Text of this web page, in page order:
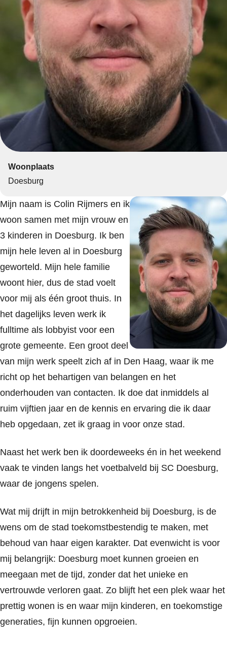
Woonplaats
Doesburg
Mijn naam is Colin Rijmers en ik
woon samen met mijn vrouw en
3 kinderen in Doesburg. Ik ben
mijn hele leven al in Doesburg
geworteld. Mijn hele familie
woont hier, dus de stad voelt
voor mij als één groot thuis. In
het dagelijks leven werk ik
fulltime als lobbyist voor een
grote gemeente. Een groot deel
van mijn werk speelt zich af in Den Haag, waar ik me
richt op het behartigen van belangen en het
onderhouden van contacten. Ik doe dat inmiddels al
ruim vijftien jaar en de kennis en ervaring die ik daar
heb opgedaan, zet ik graag in voor onze stad.
Naast het werk ben ik doordeweeks én in het weekend
vaak te vinden langs het voetbalveld bij SC Doesburg,
waar de jongens spelen.
Wat mij drijft in mijn betrokkenheid bij Doesburg, is de
wens om de stad toekomstbestendig te maken, met
behoud van haar eigen karakter. Dat evenwicht is voor
mij belangrijk: Doesburg moet kunnen groeien en
meegaan met de tijd, zonder dat het unieke en
vertrouwde verloren gaat. Zo blijft het een plek waar het
prettig wonen is en waar mijn kinderen, en toekomstige
generaties, fijn kunnen opgroeien.